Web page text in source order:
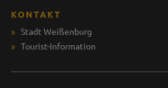
KONTAKT
Stadt Weißenburg
Tourist-Information